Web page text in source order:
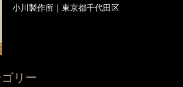
小川製作所｜東京都千代田区
リー